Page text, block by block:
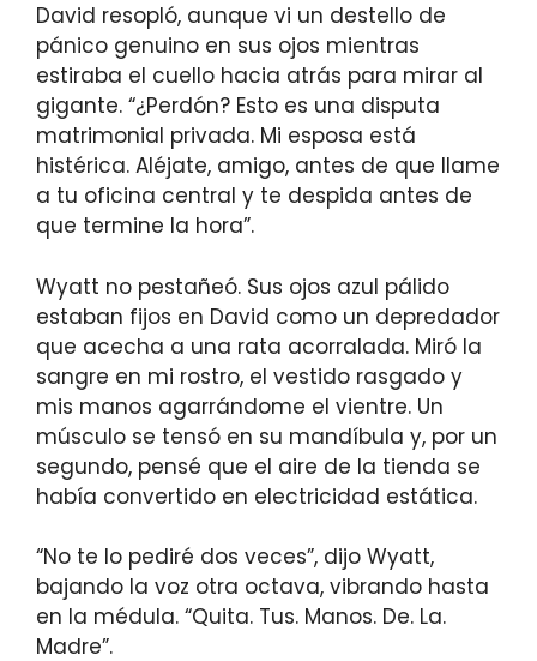
David resopló, aunque vi un destello de
pánico genuino en sus ojos mientras
estiraba el cuello hacia atrás para mirar al
gigante. “¿Perdón? Esto es una disputa
matrimonial privada. Mi esposa está
histérica. Aléjate, amigo, antes de que llame
a tu oficina central y te despida antes de
que termine la hora”.
Wyatt no pestañeó. Sus ojos azul pálido
estaban fijos en David como un depredador
que acecha a una rata acorralada. Miró la
sangre en mi rostro, el vestido rasgado y
mis manos agarrándome el vientre. Un
músculo se tensó en su mandíbula y, por un
segundo, pensé que el aire de la tienda se
había convertido en electricidad estática.
“No te lo pediré dos veces”, dijo Wyatt,
bajando la voz otra octava, vibrando hasta
en la médula. “Quita. Tus. Manos. De. La.
Madre”.